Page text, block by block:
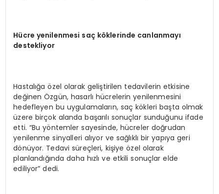
Hücre yenilenmesi saç köklerinde canlanmayı
destekliyor
Hastalığa özel olarak geliştirilen tedavilerin etkisine
değinen Özgün, hasarlı hücrelerin yenilenmesini
hedefleyen bu uygulamaların, saç kökleri başta olmak
üzere birçok alanda başarılı sonuçlar sunduğunu ifade
etti. “Bu yöntemler sayesinde, hücreler doğrudan
yenilenme sinyalleri alıyor ve sağlıklı bir yapıya geri
dönüyor. Tedavi süreçleri, kişiye özel olarak
planlandığında daha hızlı ve etkili sonuçlar elde
ediliyor” dedi.